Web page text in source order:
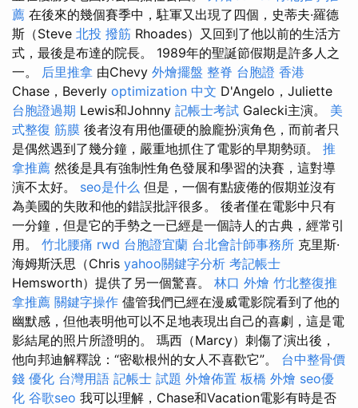
薦 在後來的幾個賽季中，駐軍又出現了四個，史蒂夫·羅德
斯（Steve 北投 撥筋 Rhoades）又回到了他以前的生活方
式，最後是布達的院長。 1989年的聖誕節假期是許多人之
一。 后里推拿 由Chevy 外燴擺盤 整脊 台胞證 香港
Chase，Beverly optimization 中文 D'Angelo，Juliette
台胞證過期 Lewis和Johnny 記帳士考試 Galecki主演。 美
式整復 筋膜 後者沒有用他僵硬的臉龐扮演角色，而前者只
是偶然遇到了幾分鐘，嚴重地抓住了電影的早期勢頭。 推
拿推薦 然後是具有強制性角色發展和學習的決賽，這對導
演不太好。 seo是什么 但是，一個有點疲倦的假期並沒有
為美國的失敗和他的錯誤批評很多。 後者僅在電影中只有
一分鐘，但是它的手勢之一已經是一個詩人的古典，經常引
用。 竹北腰痛 rwd 台胞證宜蘭 台北會計師事務所 克里斯·
海姆斯沃思（Chris yahoo關鍵字分析 考記帳士
Hemsworth）提供了另一個驚喜。 林口 外燴 竹北整復推
拿推薦 關鍵字操作 儘管我們已經在漫威電影院看到了他的
幽默感，但他表明他可以不足地表現出自己的喜劇，這是電
影結尾的照片所證明的。 瑪西（Marcy）刺傷了演出後，
他向邦迪解釋說：“密歇根州的女人不喜歡它”。 台中整骨價
錢 優化 台灣用語 記帳士 試題 外燴佈置 板橋 外燴 seo優
化 谷歌seo 我可以理解，Chase和Vacation電影有時是否